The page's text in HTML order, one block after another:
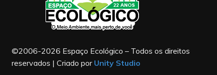
©2006-2026 Espaço Ecológico – Todos os direitos
reservados | Criado por Unity Studio